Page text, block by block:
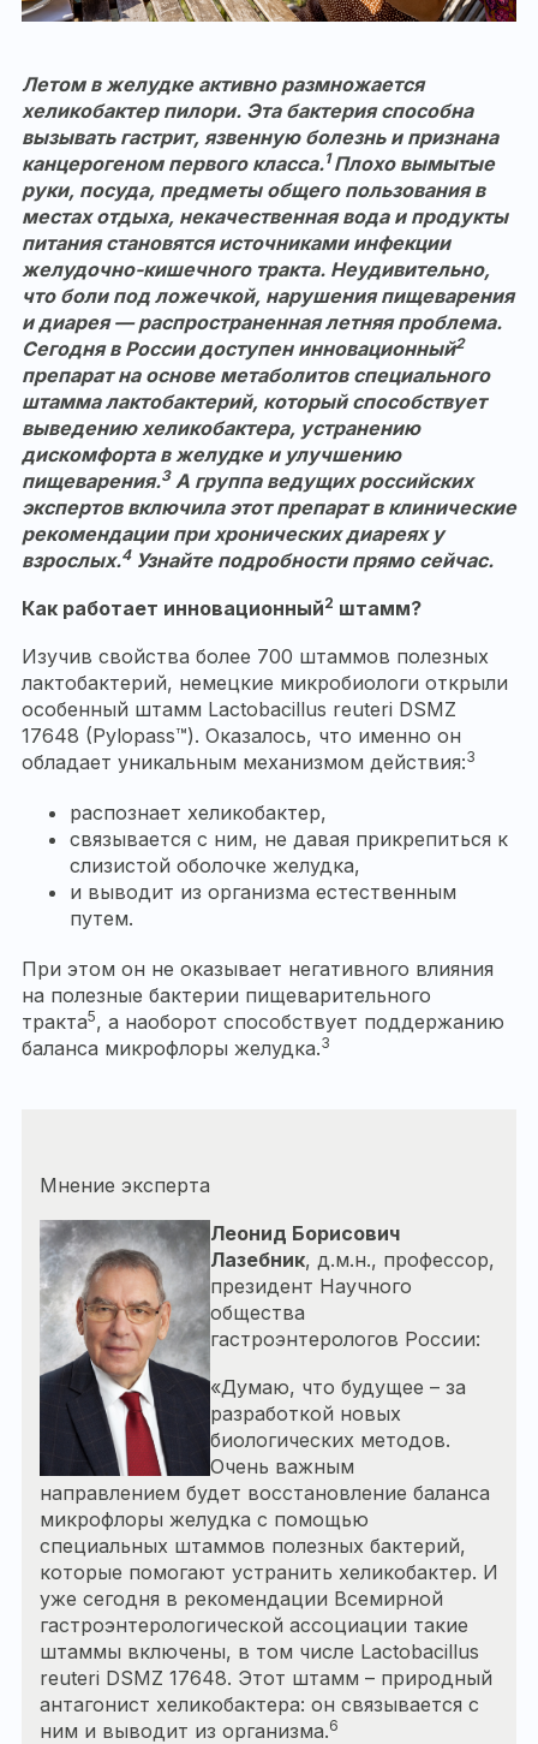
Летом в желудке активно размножается
хеликобактер пилори. Эта бактерия способна
вызывать гастрит, язвенную болезнь и признана
канцерогеном первого класса.1Плохо вымытые
руки, посуда, предметы общего пользования в
местах отдыха, некачественная вода и продукты
питания становятся источниками инфекции
желудочно-кишечного тракта. Неудивительно,
что боли под ложечкой, нарушения пищеварения
и диарея — распространенная летняя проблема.
Сегодня в России доступен инновационный2
препарат на основе метаболитов специального
штамма лактобактерий, который способствует
выведению хеликобактера, устранению
дискомфорта в желудке и улучшению
пищеварения.3А группа ведущих российских
экспертов включила этот препарат в клинические
рекомендации при хронических диареях у
взрослых.4Узнайте подробности прямо сейчас.
Как работает инновационный2 штамм?
Изучив свойства более 700 штаммов полезных
лактобактерий, немецкие микробиологи открыли
особенный штамм Lactobacillus reuteri DSMZ
17648 (Pylopass™). Оказалось, что именно он
обладает уникальным механизмом действия:3
распознает хеликобактер,
связывается с ним, не давая прикрепиться к
слизистой оболочке желудка,
и выводит из организма естественным
путем.
При этом он не оказывает негативного влияния
на полезные бактерии пищеварительного
тракта5, а наоборот способствует поддержанию
баланса микрофлоры желудка.3
Мнение эксперта
Леонид Борисович
Лазебник, д.м.н., профессор,
президент Научного
общества
гастроэнтерологов России:
«Думаю, что будущее – за
разработкой новых
биологических методов.
Очень важным
направлением будет восстановление баланса
микрофлоры желудка с помощью
специальных штаммов полезных бактерий,
которые помогают устранить хеликобактер. И
уже сегодня в рекомендации Всемирной
гастроэнтерологической ассоциации такие
штаммы включены, в том числе Lactobacillus
reuteri DSMZ 17648. Этот штамм – природный
антагонист хеликобактера: он связывается с
ним и выводит из организма.6